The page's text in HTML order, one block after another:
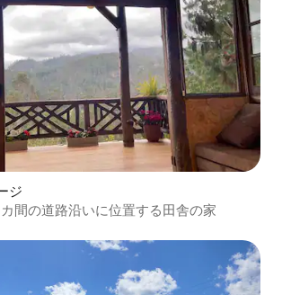
ジ
間の道路沿いに位置する田舎の家